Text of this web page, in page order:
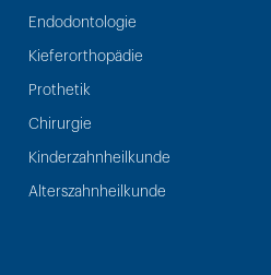
Endodontologie
Kieferorthopädie
Prothetik
Chirurgie
Kinderzahnheilkunde
Alterszahnheilkunde